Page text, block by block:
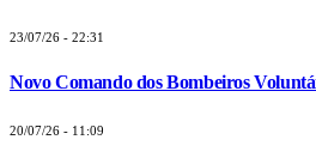
23/07/26 - 22:31
Novo Comando dos Bombeiros
20/07/26 - 11:09